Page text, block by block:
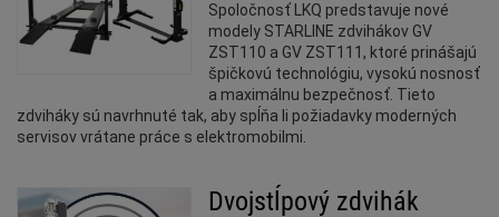
Spoločnosť LKQ predstavuje nové
modely STARLINE zdvihákov GV
ZST110 a GV ZST111, ktoré prinášajú
špičkovú technológiu, vysokú nosnosť
a maximálnu bezpečnosť. Tieto
zdviháky sú navrhnuté tak, aby spĺňa li požiadavky moderných
servisov vrátane práce s elektromobilmi.
Dvojstĺpový zdvihák